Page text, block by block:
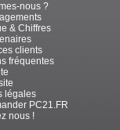
nous ?
& Chiffres
clients
fréquentes
légales
PC21.FR
nous !